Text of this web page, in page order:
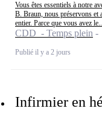
Vous êtes essentiels à notre
B. Braun, nous préservons et
entier. Parce que vous avez
CDD - Temps plein
Publié il y a 2 jours
Infirmier en